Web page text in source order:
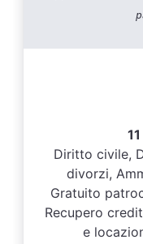
Diritto civile,
divorzi,
Gratuito
Recupero
e